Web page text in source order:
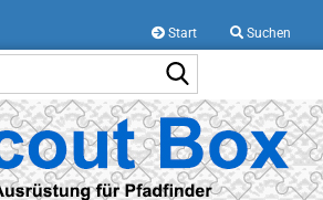
Start Suchen